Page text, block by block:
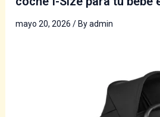
mayo 20, 2026/ Byadmin